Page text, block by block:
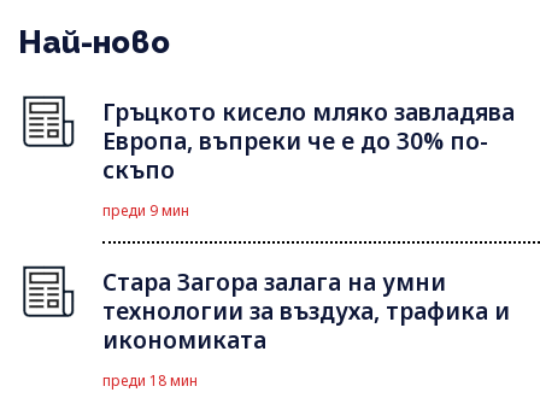
Най-ново
Гръцкото кисело мляко завладява
Европа, въпреки че е до 30% по-
скъпо
преди 9 мин
Стара Загора залага на умни
технологии за въздуха, трафика и
икономиката
преди 18 мин